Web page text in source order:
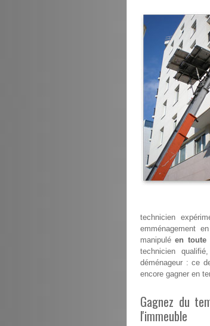
technicien
emménagement
manipuléen toute
technicien
déménageur : ce
encore gagner en
Gagnez du
l'immeuble